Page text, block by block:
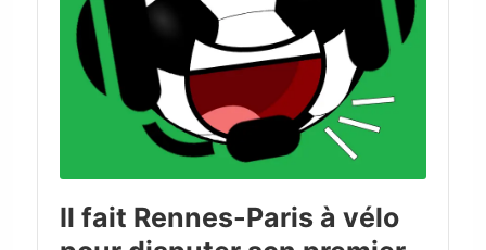
Il fait Rennes-Paris à vélo